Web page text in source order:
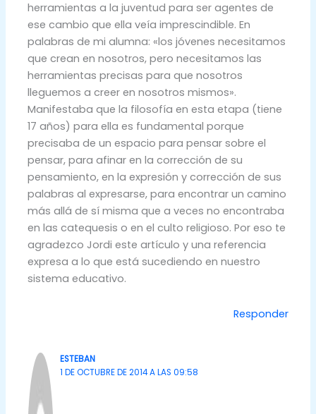
herramientas a la juventud para ser agentes de
ese cambio que ella veía imprescindible. En
palabras de mi alumna: «los jóvenes necesitamos
que crean en nosotros, pero necesitamos las
herramientas precisas para que nosotros
lleguemos a creer en nosotros mismos».
Manifestaba que la filosofía en esta etapa (tiene
17 años) para ella es fundamental porque
precisaba de un espacio para pensar sobre el
pensar, para afinar en la corrección de su
pensamiento, en la expresión y corrección de sus
palabras al expresarse, para encontrar un camino
más allá de sí misma que a veces no encontraba
en las catequesis o en el culto religioso. Por eso te
agradezco Jordi este artículo y una referencia
expresa a lo que está sucediendo en nuestro
sistema educativo.
Responder
ESTEBAN
1 DE OCTUBRE DE 2014 A LAS 09:58